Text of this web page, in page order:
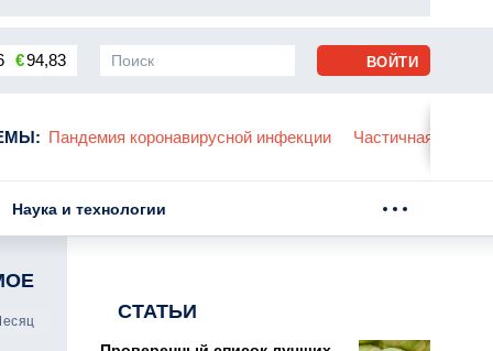
€94,83
: Пандемия коронавирусной инфекции Частичная
ВОЙТИ
Наука и технологии
СТАТЬИ